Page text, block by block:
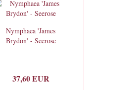
Nymphaea 'James
Brydon' - Seerose
37,60 EUR